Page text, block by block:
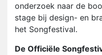
onderzoek naar de
stage bij design- en
het Songfestival.
De Officiële